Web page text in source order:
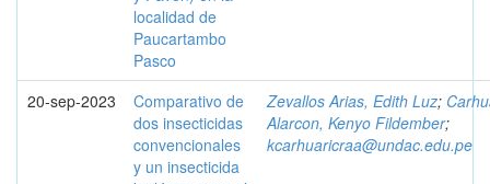
localidad de
Paucartambo
Pasco
20-sep-2023
Comparativo de
dos insecticidas
convencionales
y un insecticida
Zevallos Arias, Edith Luz;
Alarcon, Kenyo Fildember;
kcarhuaricraa@undac.edu.pe